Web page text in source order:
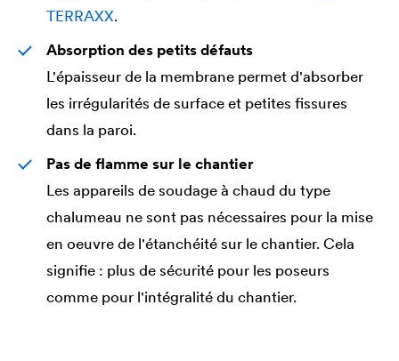
TERRAXX.
Absorption des petits défauts
L'épaisseur de la membrane permet d'absorber
les irrégularités de surface et petites fissures
dans la paroi.
Pas de flamme sur le chantier
Les appareils de soudage à chaud du type
chalumeau ne sont pas nécessaires pour la mise
en oeuvre de l'étanchéité sur le chantier. Cela
signifie : plus de sécurité pour les poseurs
comme pour l'intégralité du chantier.